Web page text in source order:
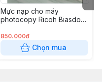
Mực nạp cho máy
photocopy Ricoh Biasdo
850.000đ
Chọn mua